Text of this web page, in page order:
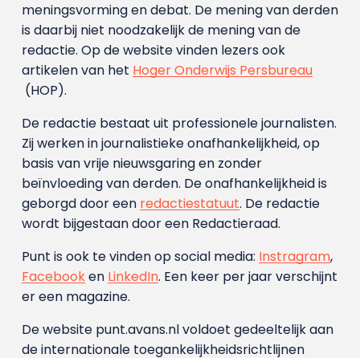
meningsvorming en debat. De mening van derden
is daarbij niet noodzakelijk de mening van de
redactie. Op de website vinden lezers ook
artikelen van het Hoger Onderwijs Persbureau
(HOP).
De redactie bestaat uit professionele journalisten.
Zij werken in journalistieke onafhankelijkheid, op
basis van vrije nieuwsgaring en zonder
beïnvloeding van derden. De onafhankelijkheid is
geborgd door een redactiestatuut. De redactie
wordt bijgestaan door een Redactieraad.
Punt is ook te vinden op social media: Instragram,
Facebooken LinkedIn. Een keer per jaar verschijnt
er een magazine.
De website punt.avans.nl voldoet gedeeltelijk aan
de internationale toegankelijkheidsrichtlijnen